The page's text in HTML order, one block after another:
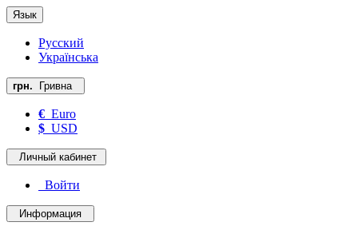
Язык
Русский
Українська
грн. Гривна
€ Euro
$ USD
Личный кабинет
Войти
Информация